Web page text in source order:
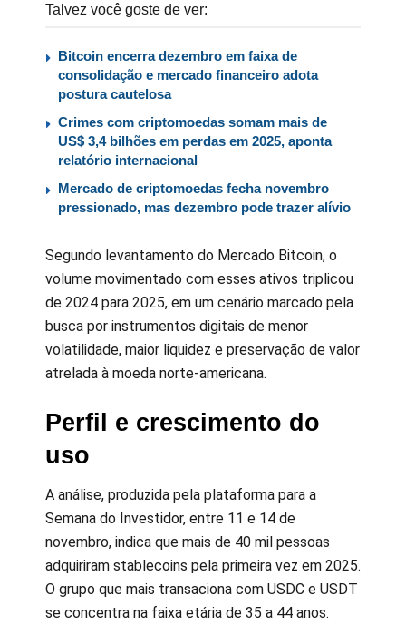
Talvez você goste de ver:
Bitcoin encerra dezembro em faixa de
consolidação e mercado financeiro adota
postura cautelosa
Crimes com criptomoedas somam mais de
US$ 3,4 bilhões em perdas em 2025, aponta
relatório internacional
Mercado de criptomoedas fecha novembro
pressionado, mas dezembro pode trazer alívio
Segundo levantamento do Mercado Bitcoin, o
volume movimentado com esses ativos triplicou
de 2024 para 2025, em um cenário marcado pela
busca por instrumentos digitais de menor
volatilidade, maior liquidez e preservação de valor
atrelada à moeda norte-americana.
Perfil e crescimento do
uso
A análise, produzida pela plataforma para a
Semana do Investidor, entre 11 e 14 de
novembro, indica que mais de 40 mil pessoas
adquiriram stablecoins pela primeira vez em 2025.
O grupo que mais transaciona com USDC e USDT
se concentra na faixa etária de 35 a 44 anos.